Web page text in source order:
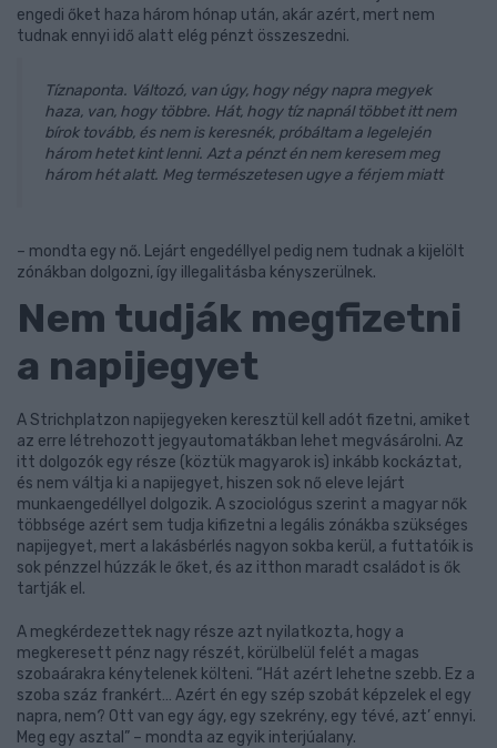
engedi őket haza három hónap után, akár azért, mert nem
tudnak ennyi idő alatt elég pénzt összeszedni.
Tíznaponta. Változó, van úgy, hogy négy napra megyek
haza, van, hogy többre. Hát, hogy tíz napnál többet itt nem
bírok tovább, és nem is keresnék, próbáltam a legelején
három hetet kint lenni. Azt a pénzt én nem keresem meg
három hét alatt. Meg természetesen ugye a férjem miatt
– mondta egy nő. Lejárt engedéllyel pedig nem tudnak a kijelölt
zónákban dolgozni, így illegalitásba kényszerülnek.
Nem tudják megfizetni
a napijegyet
A Strichplatzon napijegyeken keresztül kell adót fizetni, amiket
az erre létrehozott jegyautomatákban lehet megvásárolni. Az
itt dolgozók egy része (köztük magyarok is) inkább kockáztat,
és nem váltja ki a napijegyet, hiszen sok nő eleve lejárt
munkaengedéllyel dolgozik. A szociológus szerint a magyar nők
többsége azért sem tudja kifizetni a legális zónákba szükséges
napijegyet, mert a lakásbérlés nagyon sokba kerül, a futtatóik is
sok pénzzel húzzák le őket, és az itthon maradt családot is ők
tartják el.
A megkérdezettek nagy része azt nyilatkozta, hogy a
megkeresett pénz nagy részét, körülbelül felét a magas
szobaárakra kénytelenek költeni. “Hát azért lehetne szebb. Ez a
szoba száz frankért… Azért én egy szép szobát képzelek el egy
napra, nem? Ott van egy ágy, egy szekrény, egy tévé, azt’ ennyi.
Meg egy asztal” – mondta az egyik interjúalany.